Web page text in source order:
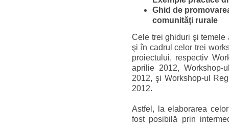
Ghid de
comunităţi rurale
Cele trei ghiduri şi temele
şi în cadrul celor trei
proiectului, respectiv
aprilie 2012,
2012, şi Workshop-ul
2012.
Astfel, la elaborarea
fost posibilă prin